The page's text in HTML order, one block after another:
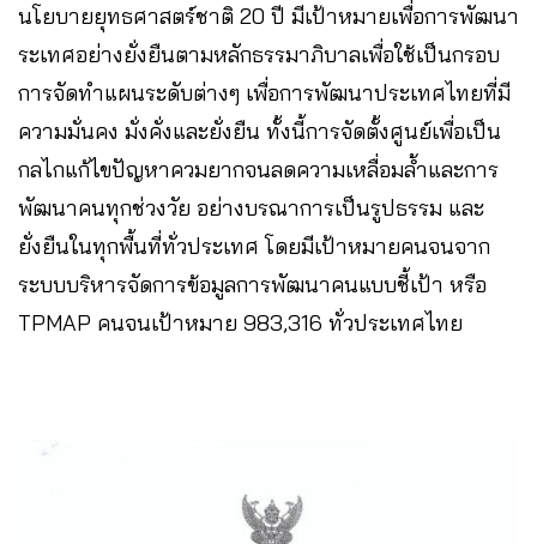
นโยบายยุทธศาสตร์ชาติ 20 ปี มีเป้าหมายเพื่อการพัฒนา
ระเทศอย่างยั่งยืนตามหลักธรรมาภิบาลเพื่อใช้เป็นกรอบ
การจัดทำแผนระดับต่างๆ เพื่อการพัฒนาประเทศไทยที่มี
ความมั่นคง มั่งคั่งและยั่งยืน ทั้งนี้การจัดตั้งศูนย์เพื่อเป็น
กลไกแก้ไขปัญหาควมยากจนลดความเหลื่อมล้ำและการ
พัฒนาคนทุกช่วงวัย อย่างบรณาการเป็นรูปธรรม และ
ยั่งยืนในทุกพื้นที่ทั่วประเทศ โดยมีเป้าหมายคนจนจาก
ระบบบริหารจัดการข้อมูลการพัฒนาคนแบบชี้เป้า หรือ
TPMAP คนจนเป้าหมาย 983,316 ทั่วประเทศไทย